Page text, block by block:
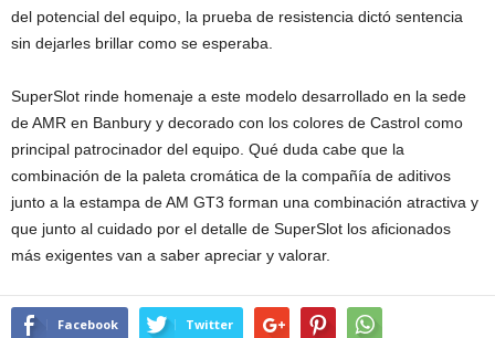
del potencial del equipo, la prueba de resistencia dictó sentencia
sin dejarles brillar como se esperaba.
SuperSlot rinde homenaje a este modelo desarrollado en la sede
de AMR en Banbury y decorado con los colores de Castrol como
principal patrocinador del equipo. Qué duda cabe que la
combinación de la paleta cromática de la compañía de aditivos
junto a la estampa de AM GT3 forman una combinación atractiva y
que junto al cuidado por el detalle de SuperSlot los aficionados
más exigentes van a saber apreciar y valorar.
Facebook Twitter